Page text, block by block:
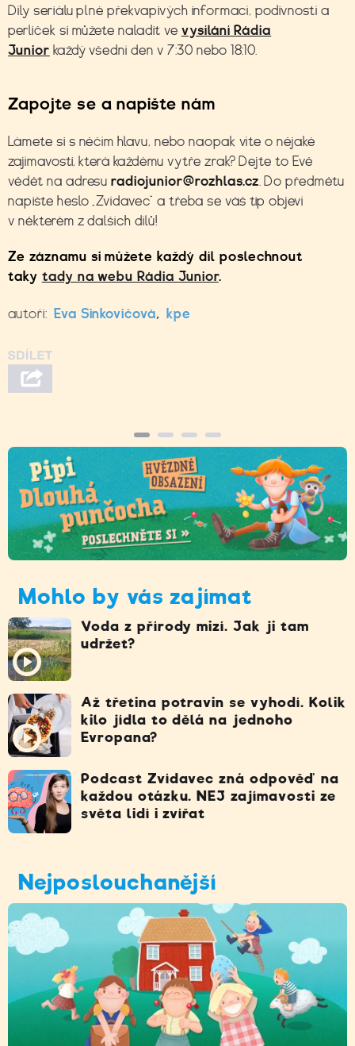
Díly seriálu plné překvapivých informací, podivností a
perliček si můžete naladit ve vysílání Rádia
Junior každý všední den v 7:30 nebo 18:10.
Zapojte se a napište nám
Lámete si s něčím hlavu, nebo naopak víte o nějaké
zajímavosti, která každému vytře zrak? Dejte to Evě
vědět na adresu radiojunior@rozhlas.cz. Do předmětu
napište heslo „Zvídavec“ a třeba se váš tip objeví
v některém z dalších dílů!
Ze záznamu si můžete každý díl poslechnout
taky tady na webu Rádia Junior.
autoři: Eva Sinkovičová, kpe
Mohlo by vás zajímat
Voda z přírody mizí. Jak ji tam
udržet?
Až třetina potravin se vyhodí. Kolik
kilo jídla to dělá na jednoho
Evropana?
Podcast Zvídavec zná odpověď na
každou otázku. NEJ zajímavosti ze
světa lidí i zvířat
Nejposlouchanější